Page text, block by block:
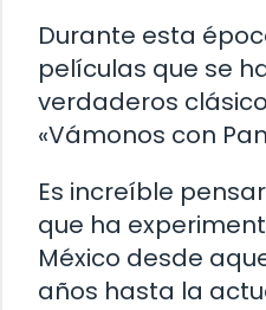
Durante esta
películas que se
verdaderos
«Vámonos con
Es increíble
que ha
México desde
años hasta la